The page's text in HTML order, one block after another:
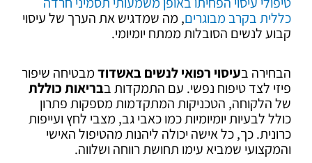
כללית בקרב מבוגרים, מה שמדגיש את הערך של עיסוי
קבוע לנשים הסובלות ממתח יומיומי.
הבחירה בעיסוי רפואי לנשים באשדודמבטיחה שיפור
פיזי לצד טיפוח נפשי. עם התמקדות בבריאות כוללת
של הלקוחה, הטכניקות המתקדמות מספקות פתרון
כולל לבעיות יומיומיות כמו כאבי גב, מצבי לחץ ועייפות
כרונית. כך, כל אישה יכולה ליהנות מהטיפול האישי
והמקצועי שמביא עימו תחושת רווחה ושלווה.